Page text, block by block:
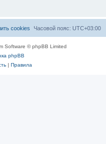
Часовой пояс: UTC+03:00
cookies
Software © phpBB Limited
phpBB
| Правила